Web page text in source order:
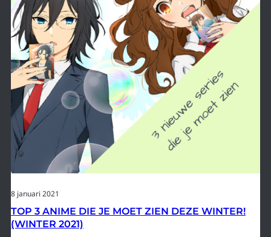
8 januari 2021
TOP 3 ANIME DIE JE MOET ZIEN DEZE WINTER!
(WINTER 2021)